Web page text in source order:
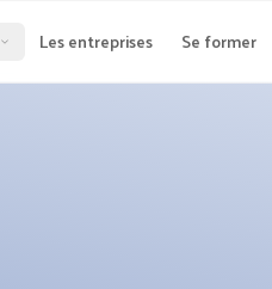
Les entreprises Se former